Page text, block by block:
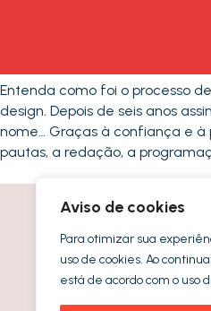
Aviso de cookies
Para otimizar sua
uso de cookies. Ao
está de acordo com o uso
Entenda como foi o processo
design. Depois de seis anos
nome… Graças à confiança e à
pautas, a redação, a
Vamos tomar
contato@typo.ag